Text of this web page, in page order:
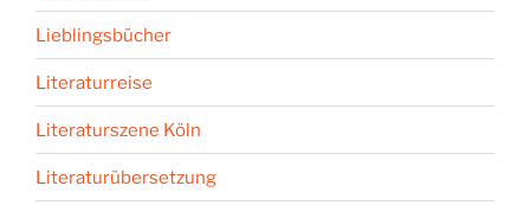
Lieblingsbücher
Literaturreise
Literaturszene Köln
Literaturübersetzung